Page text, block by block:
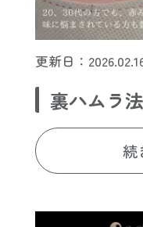
更新日：
裏ハムラ
続